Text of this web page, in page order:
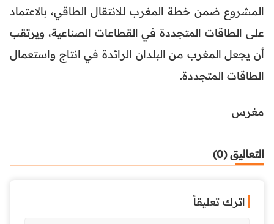
المشروع ضمن خطة المغرب للانتقال الطاقي، بالاعتماد
على الطاقات المتجددة في القطاعات الصناعية، ويرتقب
أن يجعل المغرب من البلدان الرائدة في انتاج واستعمال
الطاقات المتجددة.
مغرس
التعاليق (0)
اترك تعليقاً